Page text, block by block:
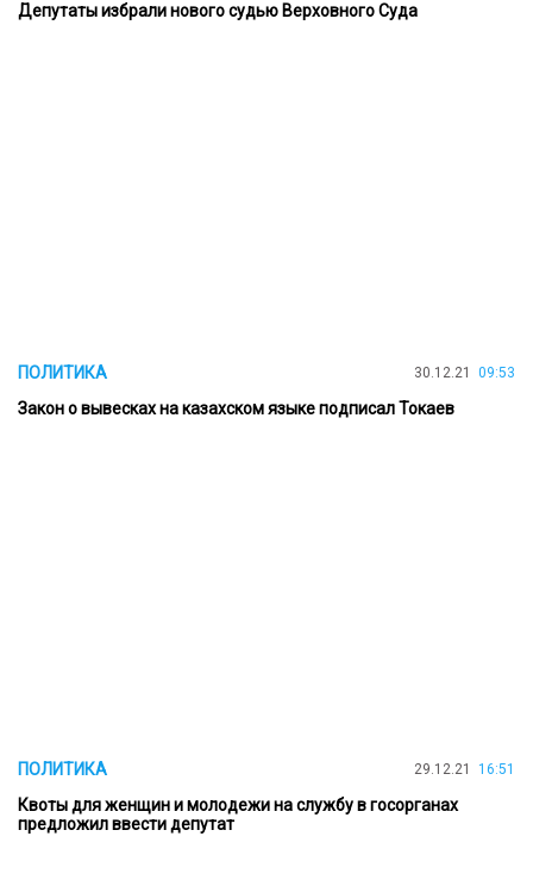
Депутаты избрали нового судью Верховного Суда
ПОЛИТИКА 30.12.21 09:53
Закон о вывесках на казахском языке подписал Токаев
ПОЛИТИКА 29.12.21 16:51
Квоты для женщин и молодежи на службу в госорганах
предложил ввести депутат